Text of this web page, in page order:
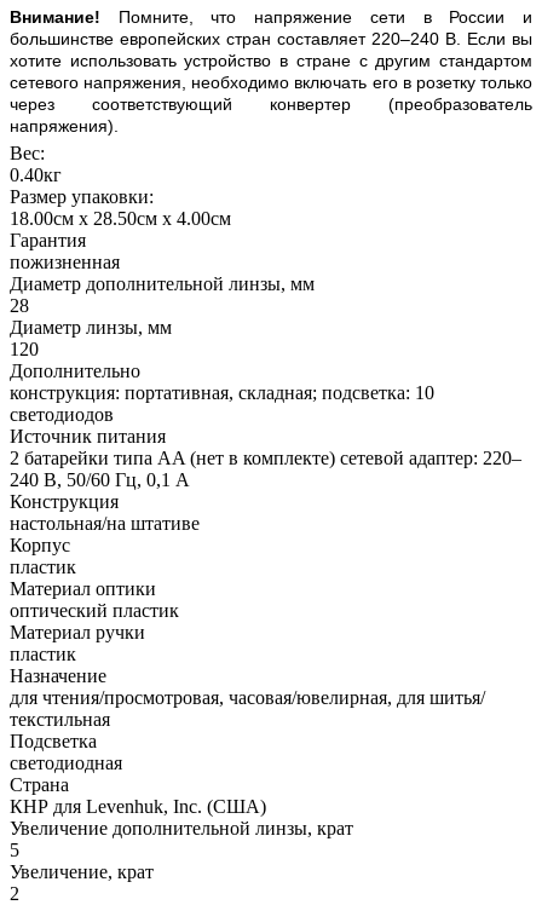
Внимание! Помните, что напряжение сети в России и
большинстве европейских стран составляет 220–240 В. Если вы
хотите использовать устройство в стране с другим стандартом
сетевого напряжения, необходимо включать его в розетку только
через соответствующий конвертер (преобразователь
напряжения).
Вес:
0.40кг
Размер упаковки:
18.00см x 28.50см x 4.00см
Гарантия
пожизненная
Диаметр дополнительной линзы, мм
28
Диаметр линзы, мм
120
Дополнительно
конструкция: портативная, складная; подсветка: 10
светодиодов
Источник питания
2 батарейки типа AA (нет в комплекте) сетевой адаптер: 220–
240 В, 50/60 Гц, 0,1 А
Конструкция
настольная/на штативе
Корпус
пластик
Материал оптики
оптический пластик
Материал ручки
пластик
Назначение
для чтения/просмотровая, часовая/ювелирная, для шитья/
текстильная
Подсветка
светодиодная
Страна
КНР для Levenhuk, Inc. (США)
Увеличение дополнительной линзы, крат
5
Увеличение, крат
2